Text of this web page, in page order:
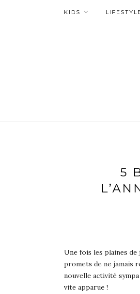
KIDS
5
Une fois les plaines de
promets de ne jamais
nouvelle activité
vite apparue !